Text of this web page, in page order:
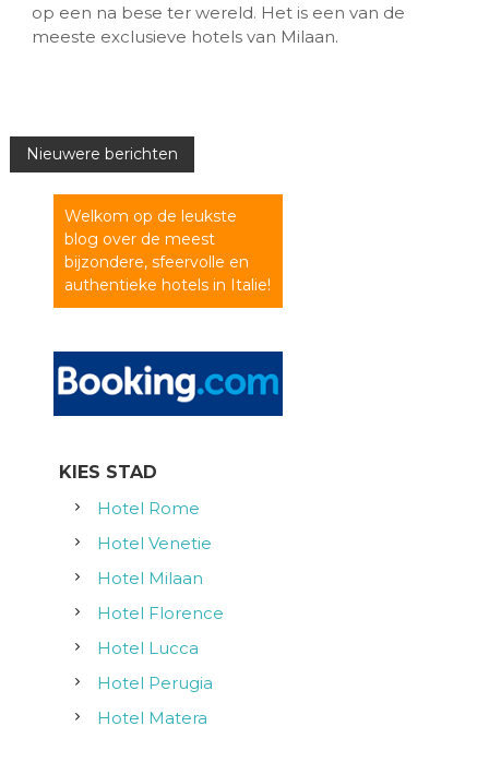
op een na bese ter wereld. Het is een van de
meeste exclusieve hotels van Milaan.
B
Nieuwere berichten
Welkom op de leukste
blog over de meest
bijzondere, sfeervolle en
authentieke hotels in Italie!
KIES STAD
Hotel Rome
Hotel Venetie
Hotel Milaan
Hotel Florence
Hotel Lucca
Hotel Perugia
Hotel Matera